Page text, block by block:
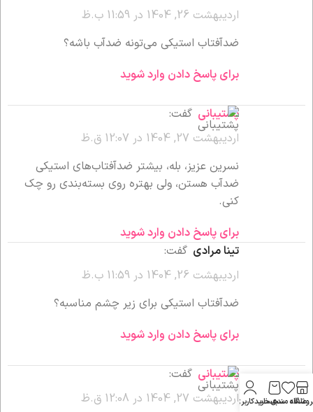
اردیبهشت 26, 1404 در 11:59 ب.ظ
ضدآفتاب استیکی می‌تونه ضدآب باشه؟
برای پاسخ دادن وارد شوید
پشتیبانی گفت:
اردیبهشت 27, 1404 در 12:07 ق.ظ
نسرین عزیز، بله، بیشتر ضدآفتاب‌های استیکی
ضدآب هستن، ولی بهتره روی بسته‌بندی رو چک
کنی.
برای پاسخ دادن وارد شوید
تینا مرادی گفت:
اردیبهشت 26, 1404 در 11:59 ب.ظ
ضدآفتاب استیکی برای زیر چشم مناسبه؟
برای پاسخ دادن وارد شوید
پشتیبانی گفت:
اردیبهشت 27, 1404 در 12:08 ق.ظ
علاقه مندیسبد خرید
حساب کاربری من